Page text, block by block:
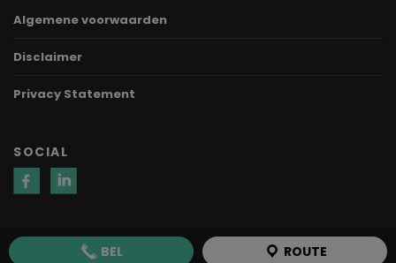
Algemene voorwaarden
Disclaimer
Privacy Statement
SOCIAL
BEL ROUTE